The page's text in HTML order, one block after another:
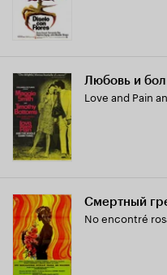
Любовь и
Love and Pain
Смертный
No encontré